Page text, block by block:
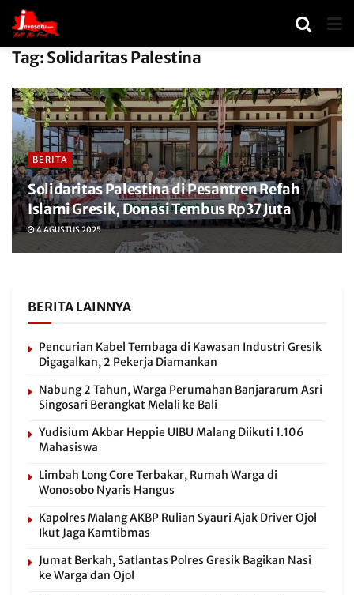
Tag: Solidaritas Palestina
BERITA
Solidaritas Palestina di Pesantren Refah
Islami Gresik, Donasi Tembus Rp37 Juta
4 AGUSTUS 2025
BERITA LAINNYA
Pencurian Kabel Tembaga di Kawasan Industri Gresik
Digagalkan, 2 Pekerja Diamankan
Nabung 2 Tahun, Warga Perumahan Banjararum Asri
Singosari Berangkat Melali ke Bali
Yudisium Akbar Heppie UIBU Malang Diikuti 1.106
Mahasiswa
Limbah Long Core Terbakar, Rumah Warga di
Wonosobo Nyaris Hangus
Kapolres Malang AKBP Rulian Syauri Ajak Driver Ojol
Ikut Jaga Kamtibmas
Jumat Berkah, Satlantas Polres Gresik Bagikan Nasi
ke Warga dan Ojol